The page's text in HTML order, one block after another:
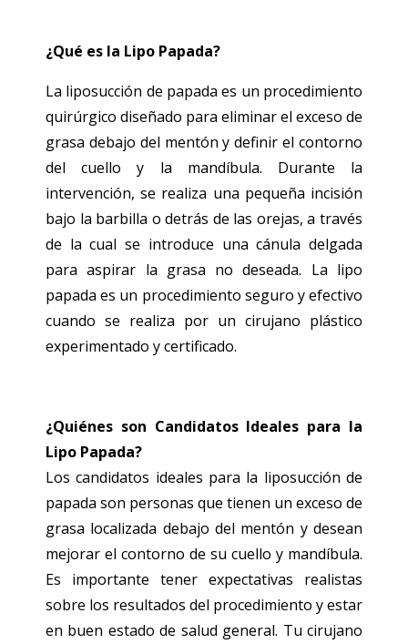
¿Qué es la Lipo Papada?
La liposucción de papada es un procedimiento
quirúrgico diseñado para eliminar el exceso de
grasa debajo del mentón y definir el contorno
del cuello y la mandíbula. Durante la
intervención, se realiza una pequeña incisión
bajo la barbilla o detrás de las orejas, a través
de la cual se introduce una cánula delgada
para aspirar la grasa no deseada. La lipo
papada es un procedimiento seguro y efectivo
cuando se realiza por un cirujano plástico
experimentado y certificado.
¿Quiénes son Candidatos Ideales para la
Lipo Papada?
Los candidatos ideales para la liposucción de
papada son personas que tienen un exceso de
grasa localizada debajo del mentón y desean
mejorar el contorno de su cuello y mandíbula.
Es importante tener expectativas realistas
sobre los resultados del procedimiento y estar
en buen estado de salud general. Tu cirujano